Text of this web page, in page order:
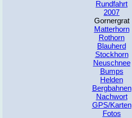
Rundfahrt
2007
Gornergrat
Matterhorn
Rothorn
Blauherd
Stockhorn
Neuschnee
Bumps
Helden
Bergbahnen
Nachwort
GPS/Karten
Fotos